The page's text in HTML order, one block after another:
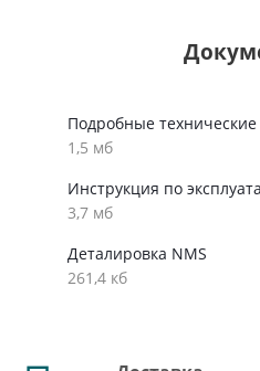
Подробные
1,5 мб
Инструкция по
3,7 мб
Деталировка NMS
261,4 кб